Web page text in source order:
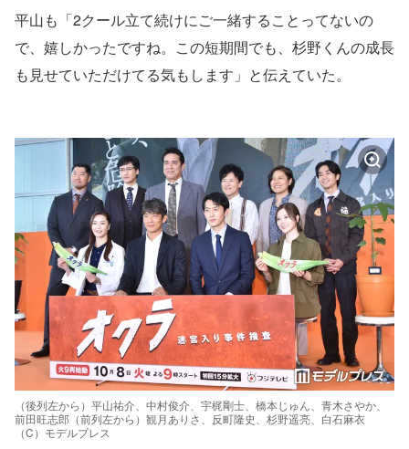
平山も「2クール立て続けにご一緒することってないの
で、嬉しかったですね。この短期間でも、杉野くんの成長
も見せていただけてる気もします」と伝えていた。
（後列左から）平山祐介、中村俊介、宇梶剛士、橋本じゅん、青木さやか、
前田旺志郎（前列左から）観月ありさ、反町隆史、杉野遥亮、白石麻衣
（C）モデルプレス